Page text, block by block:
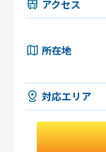
アクセス
所在地
対応エリア